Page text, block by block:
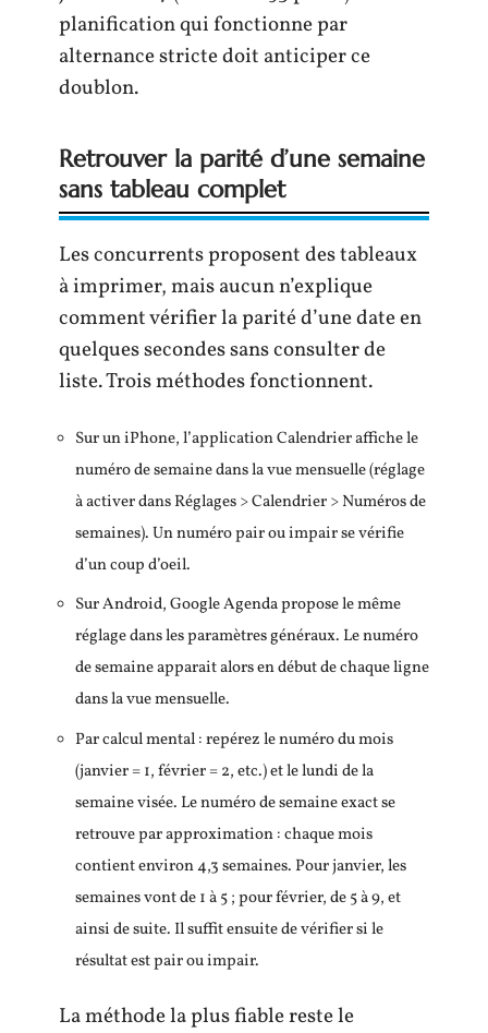
planification qui fonctionne par
alternance stricte doit anticiper ce
doublon.
Retrouver la parité d’une semaine
sans tableau complet
Les concurrents proposent des tableaux
à imprimer, mais aucun n’explique
comment vérifier la parité d’une date en
quelques secondes sans consulter de
liste. Trois méthodes fonctionnent.
Sur un iPhone, l’application Calendrier affiche le
numéro de semaine dans la vue mensuelle (réglage
à activer dans Réglages > Calendrier > Numéros de
semaines). Un numéro pair ou impair se vérifie
d’un coup d’oeil.
Sur Android, Google Agenda propose le même
réglage dans les paramètres généraux. Le numéro
de semaine apparait alors en début de chaque ligne
dans la vue mensuelle.
Par calcul mental : repérez le numéro du mois
(janvier = 1, février = 2, etc.) et le lundi de la
semaine visée. Le numéro de semaine exact se
retrouve par approximation : chaque mois
contient environ 4,3 semaines. Pour janvier, les
semaines vont de 1 à 5 ; pour février, de 5 à 9, et
ainsi de suite. Il suffit ensuite de vérifier si le
résultat est pair ou impair.
La méthode la plus fiable reste le